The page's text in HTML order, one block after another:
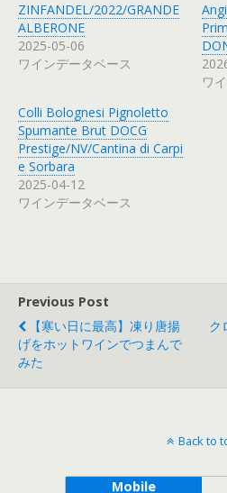
ZINFANDEL/2022/GRANDE
ALBERONE
2025-05-06
ワインデータベース
ワ
Colli Bolognesi Pignoletto
Spumante Brut DOCG
Prestige/NV/Cantina di Carpi
e Sorbara
2025-04-12
ワインデータベース
Previous Post
【寒い日に最高】凍り唐揚
げをホットワインでつまんで
みた
ク
Back to
Mobile